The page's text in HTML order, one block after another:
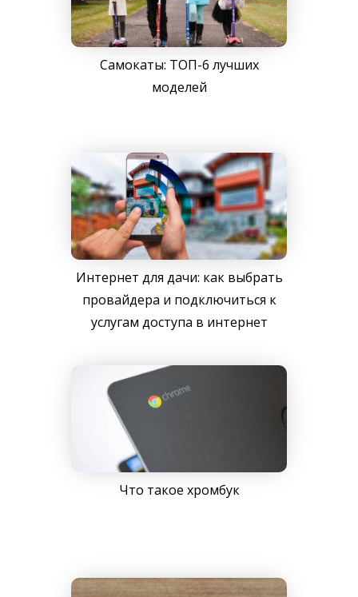
Самокаты: ТОП-6 лучших
моделей
Интернет для дачи: как выбрать
провайдера и подключиться к
услугам доступа в интернет
Что такое хромбук